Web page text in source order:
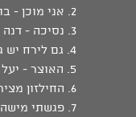
2. אני מוכן - בועז קראוזר
3. נסיכה - דנה ברגר
4. גם לירח יש גומות חן - גדי רונן
5. האוצר - יעל דלבאום וגדי רונן
6. החילזון מציר שמש - בועז ריינשרייבר
7. פגשתי מישהו - אלון עדר